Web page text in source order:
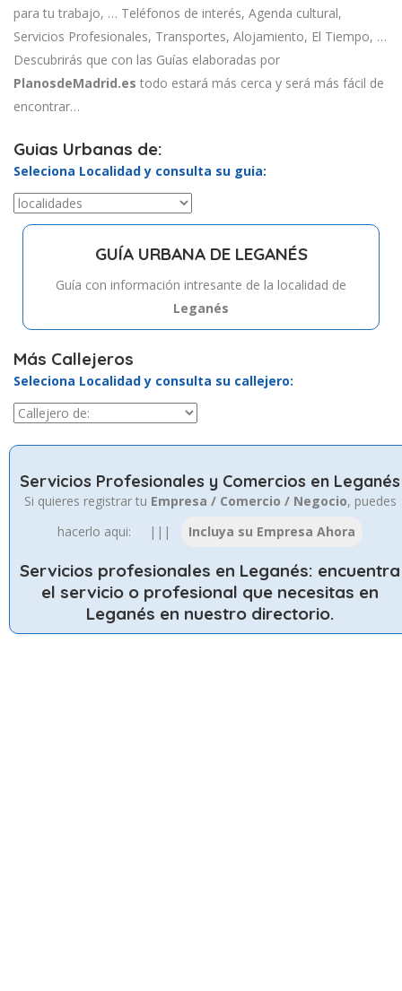
para tu trabajo, … Teléfonos de interés, Agenda cultural,
Servicios Profesionales, Transportes, Alojamiento, El Tiempo, …
Descubrirás que con las Guías elaboradas por
PlanosdeMadrid.es todo estará más cerca y será más fácil de
encontrar…
Guias Urbanas de:
Seleciona Localidad y consulta su guia:
GUÍA URBANA DE LEGANÉS
Guía con información intresante de la localidad de
Leganés
Más Callejeros
Seleciona Localidad y consulta su callejero:
Servicios Profesionales y Comercios en Leganés
Si quieres registrar tu Empresa / Comercio / Negocio, puedes
hacerlo aqui: |||
Servicios profesionales en Leganés: encuentra
el servicio o profesional que necesitas en
Leganés en nuestro directorio.